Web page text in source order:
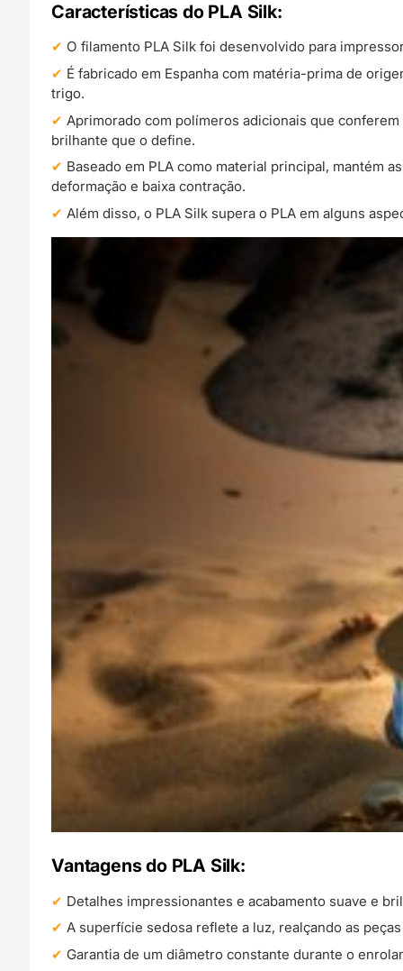
Características do PLA Silk:
O filamento PLA Silk foi desenvolvido para
É fabricado em Espanha com matéria-prima de
trigo.
Aprimorado com polímeros adicionais que
brilhante que o define.
Baseado em PLA como material principal, mantém
deformação e baixa contração.
Além disso, o PLA Silk supera o PLA em alguns
Vantagens do PLA Silk:
Detalhes impressionantes e acabamento suave e
A superfície sedosa reflete a luz, realçando as
Garantia de um diâmetro constante durante o